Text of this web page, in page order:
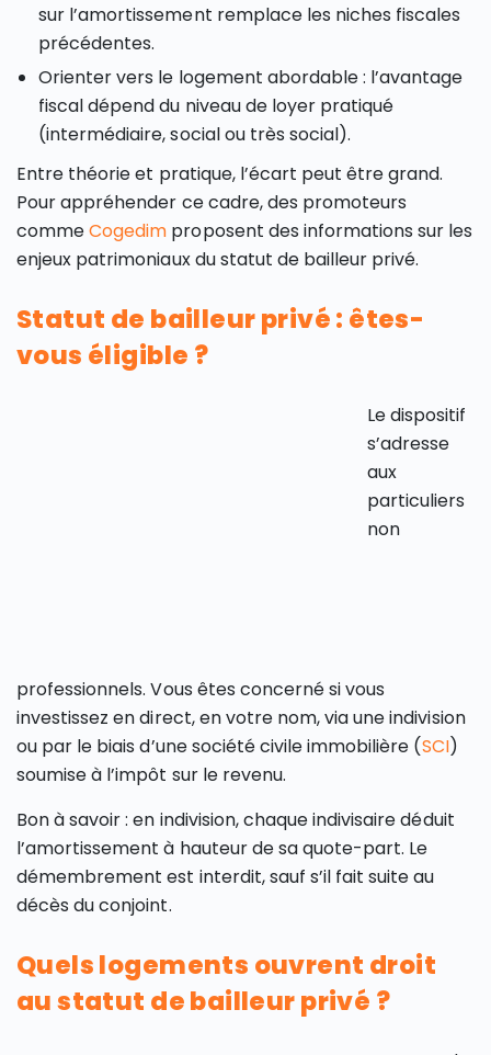
sur l’amortissement remplace les niches fiscales
précédentes.
Orienter vers le logement abordable : l’avantage
fiscal dépend du niveau de loyer pratiqué
(intermédiaire, social ou très social).
Entre théorie et pratique, l’écart peut être grand.
Pour appréhender ce cadre, des promoteurs
commeCogedim proposent des informations sur les
enjeux patrimoniaux du statut de bailleur privé.
Statut de bailleur privé : êtes-
vous éligible ?
Le dispositif
s’adresse
aux
particuliers
non
professionnels. Vous êtes concerné si vous
investissez en direct, en votre nom, via une indivision
ou par le biais d’une société civile immobilière (SCI)
soumise à l’impôt sur le revenu.
Bon à savoir : en indivision, chaque indivisaire déduit
l’amortissement à hauteur de sa quote-part. Le
démembrement est interdit, sauf s’il fait suite au
décès du conjoint.
Quels logements ouvrent droit
au statut de bailleur privé ?